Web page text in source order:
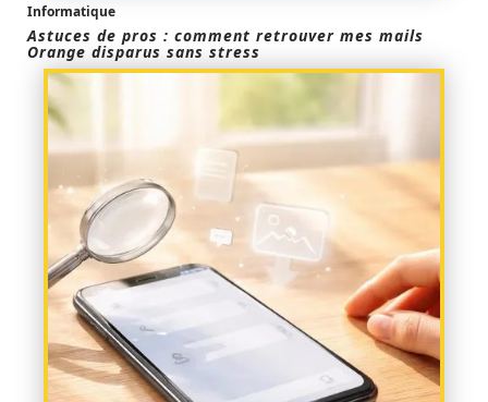
Informatique
Astuces de pros : comment retrouver mes mails
Orange disparus sans stress